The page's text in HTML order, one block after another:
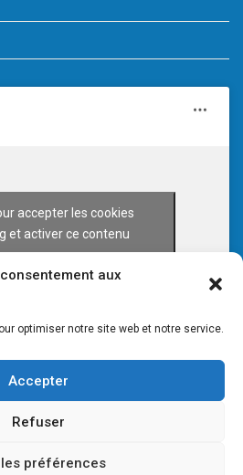
aux
optimiser notre site web et notre service.
Accepter
Refuser
préférences
accepter les cookies
et activer ce contenu
-Mentions légales-